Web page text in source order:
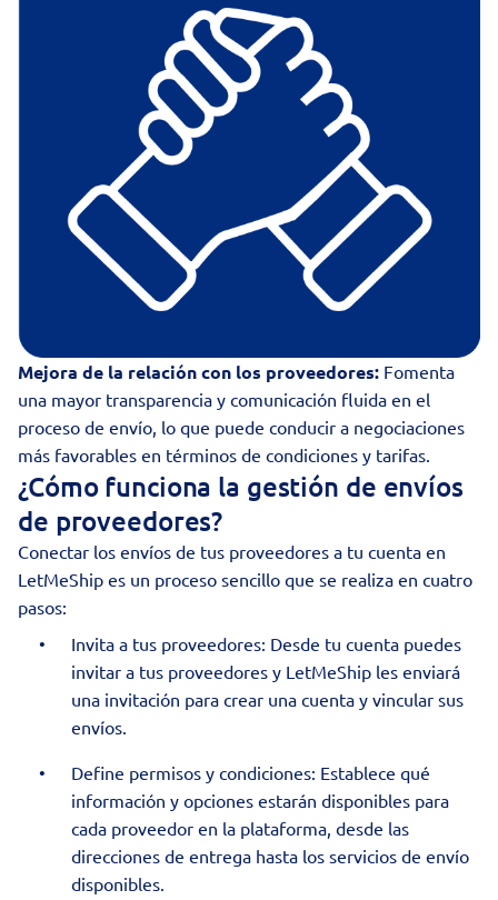
Mejora de la relación con los proveedores: Fomenta
una mayor transparencia y comunicación fluida en el
proceso de envío, lo que puede conducir a negociaciones
más favorables en términos de condiciones y tarifas.
¿Cómo funciona la gestión de envíos
de proveedores?
Conectar los envíos de tus proveedores a tu cuenta en
LetMeShip es un proceso sencillo que se realiza en cuatro
pasos:
Invita a tus proveedores: Desde tu cuenta puedes
invitar a tus proveedores y LetMeShip les enviará
una invitación para crear una cuenta y vincular sus
envíos.
Define permisos y condiciones: Establece qué
información y opciones estarán disponibles para
cada proveedor en la plataforma, desde las
direcciones de entrega hasta los servicios de envío
disponibles.